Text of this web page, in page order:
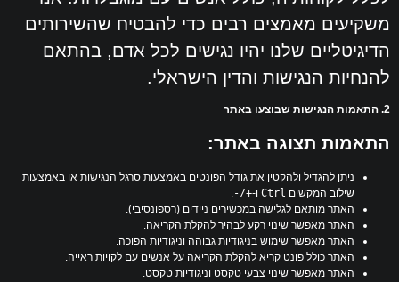
משקיעים מאמצים רבים כדי להבטיח שהשירותים
הדיגיטליים שלנו יהיו נגישים לכל אדם, בהתאם
להנחיות הנגישות והדין הישראלי.
2. התאמות הנגישות שבוצעו באתר
התאמות תצוגה באתר:
ניתן להגדיל ולהקטין את גודל הפונטים באמצעות סרגל הנגישות או באמצעות
שילוב המקשים Ctrl ו-+/-
.
האתר מותאם לגלישה במכשירים ניידים (רספונסיבי).
האתר מאפשר שינוי רקע לבהיר להקלת הקריאה.
האתר מאפשר שימוש בניגודיות גבוהה וניגודיות הפוכה.
האתר כולל פונט קריא להקלת הקריאה על אנשים עם לקויות ראייה.
האתר מאפשר שינוי צבעי טקסט וניגודיות טקסט.